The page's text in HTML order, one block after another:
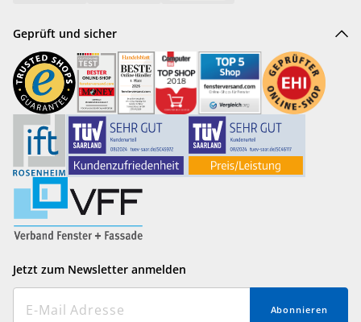
Geprüft und sicher
Jetzt zum Newsletter anmelden
Abonnieren